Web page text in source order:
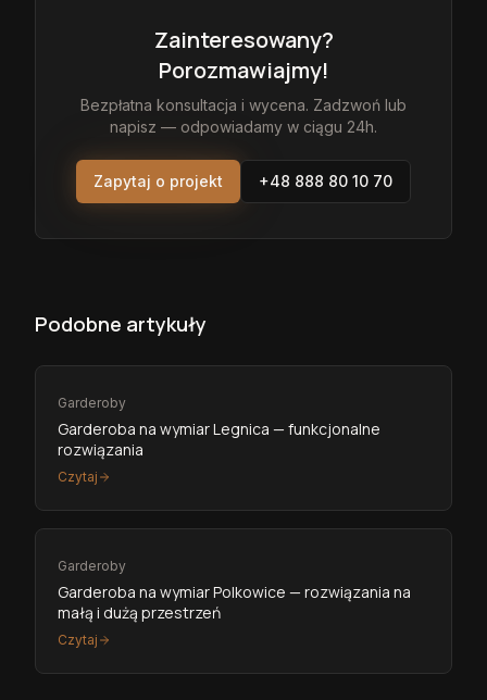
Zainteresowany?
Porozmawiajmy!
Bezpłatna konsultacja i wycena. Zadzwoń lub
napisz — odpowiadamy w ciągu 24h.
Zapytaj o projekt +48 888 80 10 70
Podobne artykuły
Garderoby
Garderoba na wymiar Legnica — funkcjonalne
rozwiązania
Czytaj
Garderoby
Garderoba na wymiar Polkowice — rozwiązania na
małą i dużą przestrzeń
Czytaj